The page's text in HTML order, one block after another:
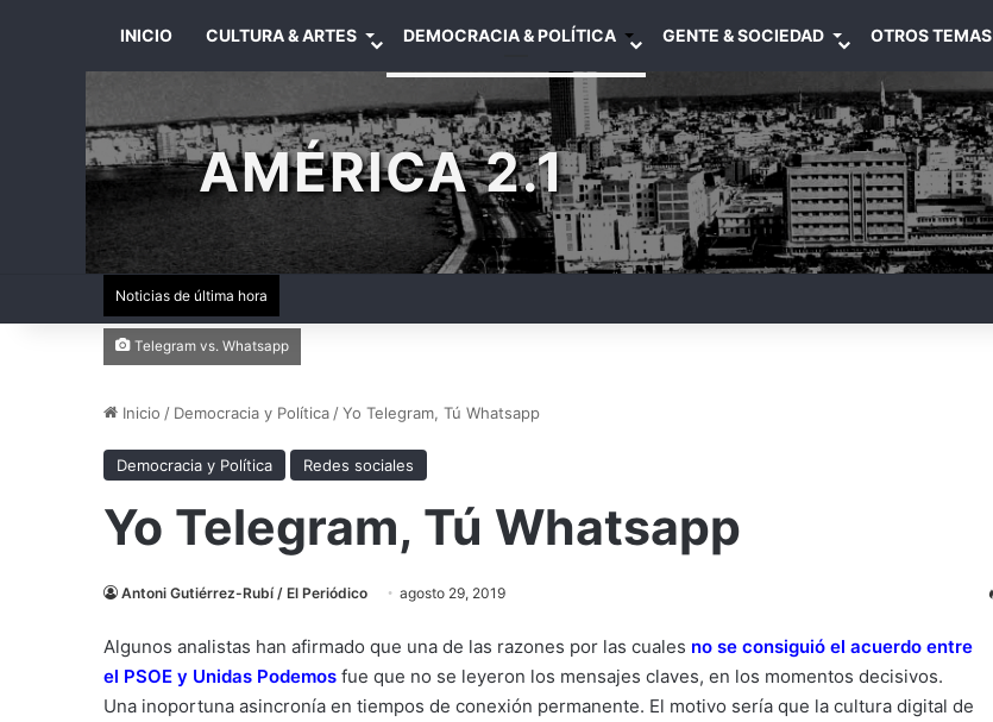
INICIO CULTURA & ARTES DEMOCRACIA & POLÍTICA GENTE & SOCIEDAD OTROS TEMAS
AMÉRICA 2.1
Noticias de última hora
Telegram vs. Whatsapp
Inicio / Democracia y Política /Yo Telegram, Tú Whatsapp
Democracia y Política Redes sociales
Yo Telegram, Tú Whatsapp
Antoni Gutiérrez-Rubí / El Periódico agosto 29, 2019
Algunos analistas han afirmado que una de las razones por las cuales no se consiguió el acuerdo entre
el PSOE y Unidas Podemos fue que no se leyeron los mensajes claves, en los momentos decisivos.
Una inoportuna asincronía en tiempos de conexión permanente. El motivo sería que la cultura digital de